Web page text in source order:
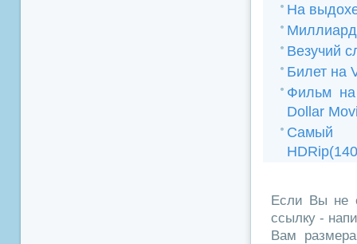
На
Миллиард
Везучий
Билет на
Фильм
Dollar
Самый
Если Вы не
ссылку -
Вам